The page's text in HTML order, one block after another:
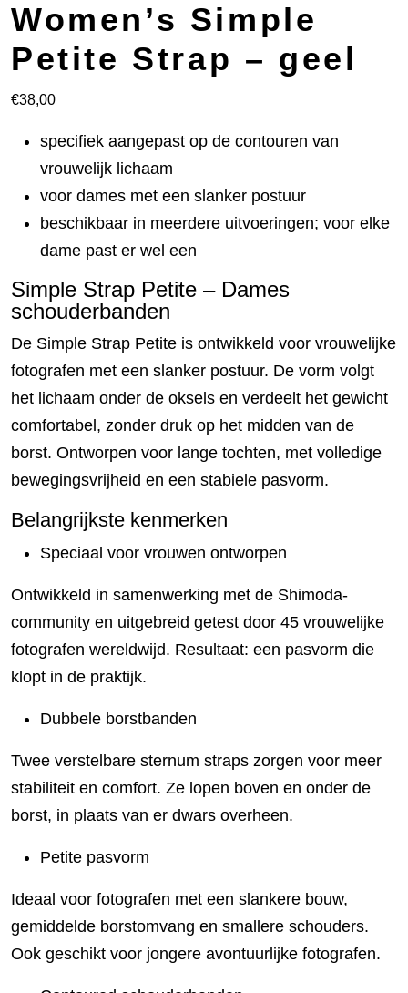
Women’s Simple
Petite Strap – geel
€38,00
specifiek aangepast op de contouren van
vrouwelijk lichaam
voor dames met een slanker postuur
beschikbaar in meerdere uitvoeringen; voor elke
dame past er wel een
Simple Strap Petite – Dames
schouderbanden
De Simple Strap Petite is ontwikkeld voor vrouwelijke
fotografen met een slanker postuur. De vorm volgt
het lichaam onder de oksels en verdeelt het gewicht
comfortabel, zonder druk op het midden van de
borst. Ontworpen voor lange tochten, met volledige
bewegingsvrijheid en een stabiele pasvorm.
Belangrijkste kenmerken
Speciaal voor vrouwen ontworpen
Ontwikkeld in samenwerking met de Shimoda-
community en uitgebreid getest door 45 vrouwelijke
fotografen wereldwijd. Resultaat: een pasvorm die
klopt in de praktijk.
Dubbele borstbanden
Twee verstelbare sternum straps zorgen voor meer
stabiliteit en comfort. Ze lopen boven en onder de
borst, in plaats van er dwars overheen.
Petite pasvorm
Ideaal voor fotografen met een slankere bouw,
gemiddelde borstomvang en smallere schouders.
Ook geschikt voor jongere avontuurlijke fotografen.